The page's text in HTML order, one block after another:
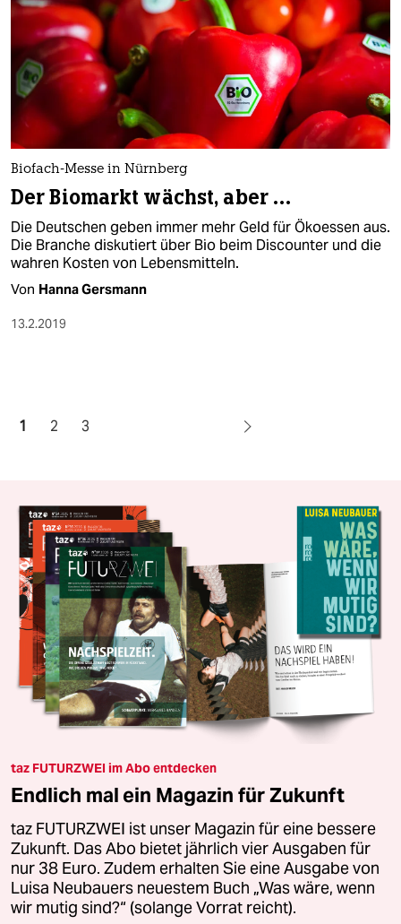
Biofach-Messe in Nürnberg
Der Biomarkt wächst, aber …
Die Deutschen geben immer mehr Geld für Ökoessen aus.
Die Branche diskutiert über Bio beim Discounter und die
wahren Kosten von Lebensmitteln.
Von Hanna Gersmann
13.2.2019
1 2 3
taz FUTURZWEI im Abo entdecken
Endlich mal ein Magazin für Zukunft
taz FUTURZWEI ist unser Magazin für eine bessere
Zukunft. Das Abo bietet jährlich vier Ausgaben für
nur 38 Euro. Zudem erhalten Sie eine Ausgabe von
Luisa Neubauers neuestem Buch „Was wäre, wenn
wir mutig sind?“ (solange Vorrat reicht).